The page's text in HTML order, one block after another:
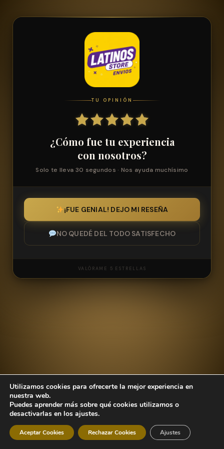
TU OPINIÓN
¿Cómo fue tu experiencia
con nosotros?
Solo te lleva 30 segundos · Nos ayuda muchísimo
¡FUE GENIAL! DEJO MI RESEÑA
NO QUEDÉ DEL TODO SATISFECHO
VALÓRAME 5 ESTRELLAS
CORREO ELECTRÓNICO
MENSAJE
Utilizamos cookies para ofrecerte la mejor experiencia en
nuestra web.
Puedes aprender más sobre qué cookies utilizamos o
desactivarlas en los ajustes.
Aceptar Cookies Rechazar Cookies Ajustes